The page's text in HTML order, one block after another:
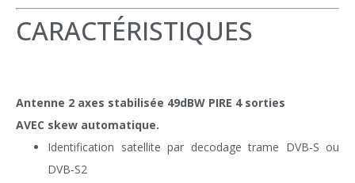
CARACTÉRISTIQUES
Antenne 2 axes stabilisée 49dBW PIRE 4 sorties
AVEC skew automatique.
Identification satellite par decodage trame DVB-S ou
DVB-S2